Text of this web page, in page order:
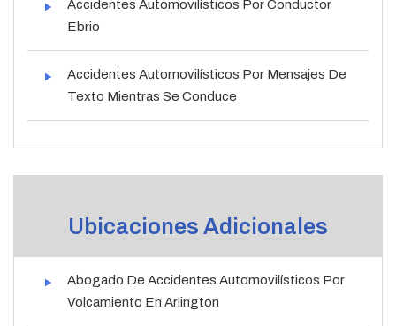
Accidentes Automovilísticos Por Conductor
Ebrio
Accidentes Automovilísticos Por Mensajes De
Texto Mientras Se Conduce
Ubicaciones Adicionales
Abogado De Accidentes Automovilísticos Por
Volcamiento En Arlington